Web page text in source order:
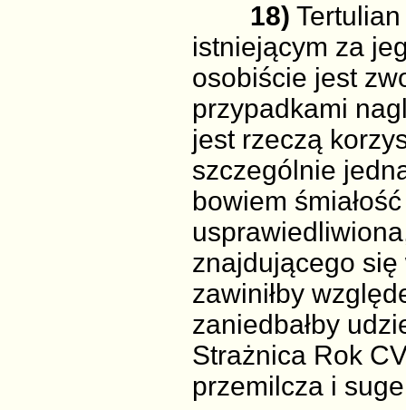
18)
istniejącym za
osobiście jest
przypadkami
jest rzeczą
szczególnie
bowiem
znajdującego
zawiniłby
zaniedbałby
Strażnica Rok
przemilcza i